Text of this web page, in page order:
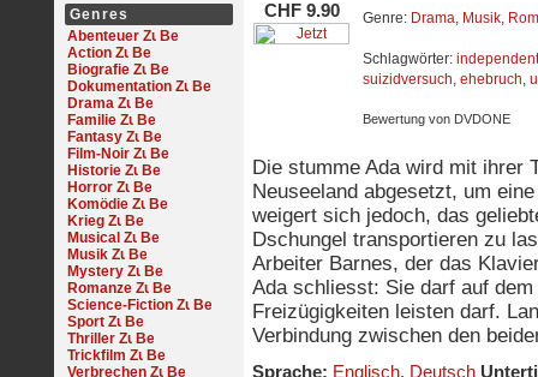
Genres
Abenteuer
Action
Biografie
Dokumentation
Drama
Familie
Fantasy
Film-Noir
Historie
Horror
Komödie
Krieg
Musical
Musik
Mystery
Romanze
Science-Fiction
Sport
Thriller
Trickfilm
Verbrechen
CHF 9.90 Genre: Drama, Musik,
Schlagwörter: independent
suizidversuch, ehebruch,
Bewertung von DVDONE
Die stumme Ada wird mit ihrer
Neuseeland abgesetzt, um
weigert sich jedoch, das
Dschungel transportieren zu
Arbeiter Barnes, der das
Ada schliesst: Sie darf auf
Freizügigkeiten leisten darf.
Verbindung zwischen den
Sprache: Englisch, Deutsch